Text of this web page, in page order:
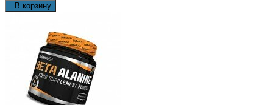
В корзину